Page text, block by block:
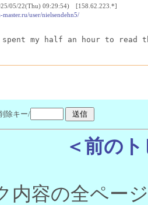
05/22(Thu) 09:29:54) [158.62.223.*]
user/nielsendehn5/
spent my half an hour to
除キー/
＜前の
内容の全ペー